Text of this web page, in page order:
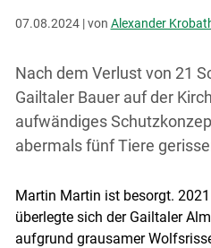
07.08.2024 | von Alexander
Nach dem Verlust von 21
Gailtaler Bauer auf der
aufwändiges
abermals fünf Tiere
Martin Martin ist besorgt. 2021
überlegte sich der Gailtaler
aufgrund grausamer